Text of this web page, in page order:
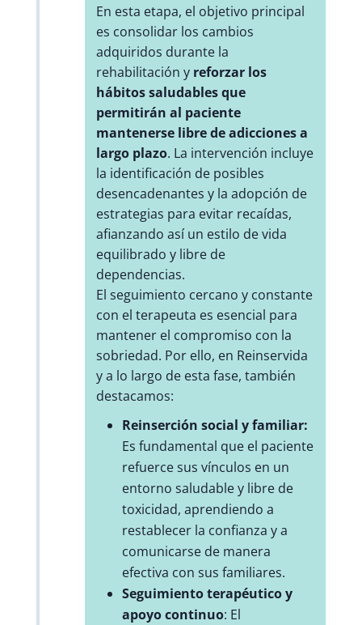
En esta etapa, el objetivo principal
es consolidar los cambios
adquiridos durante la
rehabilitación y reforzar los
hábitos saludables que
permitirán al paciente
mantenerse libre de adicciones a
largo plazo. La intervención incluye
la identificación de posibles
desencadenantes y la adopción de
estrategias para evitar recaídas,
afianzando así un estilo de vida
equilibrado y libre de
dependencias.
El seguimiento cercano y constante
con el terapeuta es esencial para
mantener el compromiso con la
sobriedad. Por ello, en Reinservida
y a lo largo de esta fase, también
destacamos:
Reinserción social y familiar:
Es fundamental que el paciente
refuerce sus vínculos en un
entorno saludable y libre de
toxicidad, aprendiendo a
restablecer la confianza y a
comunicarse de manera
efectiva con sus familiares.
Seguimiento terapéutico y
apoyo continuo: El